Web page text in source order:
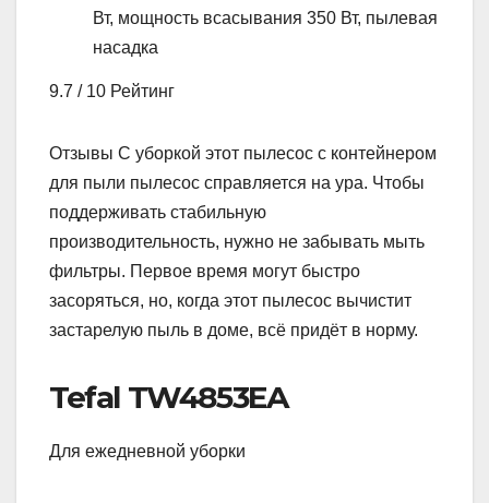
Вт, мощность всасывания 350 Вт, пылевая
насадка
9.7 / 10 Рейтинг
Отзывы С уборкой этот пылесос с контейнером
для пыли пылесос справляется на ура. Чтобы
поддерживать стабильную
производительность, нужно не забывать мыть
фильтры. Первое время могут быстро
засоряться, но, когда этот пылесос вычистит
застарелую пыль в доме, всё придёт в норму.
Tefal TW4853EA
Для ежедневной уборки